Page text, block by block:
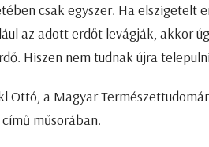
csak egyszer. Ha elszigetelt
az adott erdőt levágják, akkor
Hiszen nem tudnak újra
Ottó, a Magyar
műsorában.